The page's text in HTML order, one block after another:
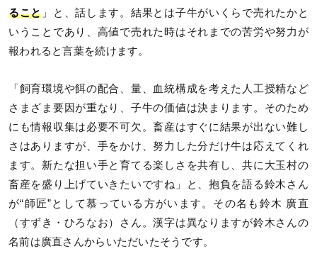
ること 」と、話します。結果とは子牛がいくらで売れたかと
いうことであり、高値で売れた時はそれまでの苦労や努力が
報われると言葉を続けます。
「飼育環境や餌の配合、量、血統構成を考えた人工授精など
さまざま要因が重なり、子牛の価値は決まります。そのため
にも情報収集は必要不可欠。畜産はすぐに結果が出ない難し
さはありますが、手をかけ、努力した分だけ牛は応えてくれ
ます。新たな担い手と育てる楽しさを共有し、共に大玉村の
畜産を盛り上げていきたいですね」と、抱負を語る鈴木さん
が“師匠”として慕っている方がいます。その名も鈴木 廣直
（すずき・ひろなお）さん。漢字は異なりますが鈴木さんの
名前は廣直さんからいただいたそうです。